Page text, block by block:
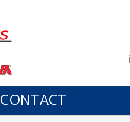
CONTACT